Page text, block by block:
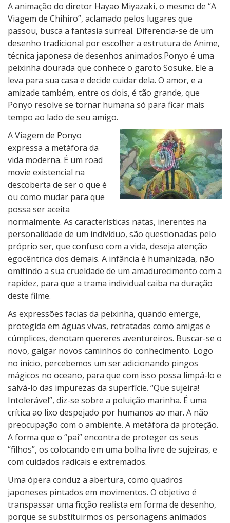
A animação do diretor Hayao Miyazaki, o mesmo de “A
Viagem de Chihiro”, aclamado pelos lugares que
passou, busca a fantasia surreal. Diferencia-se de um
desenho tradicional por escolher a estrutura de Anime,
técnica japonesa de desenhos animados.Ponyo é uma
peixinha dourada que conhece o garoto Sosuke. Ele a
leva para sua casa e decide cuidar dela. O amor, e a
amizade também, entre os dois, é tão grande, que
Ponyo resolve se tornar humana só para ficar mais
tempo ao lado de seu amigo.
A Viagem de Ponyo
expressa a metáfora da
vida moderna. É um road
movie existencial na
descoberta de ser o que é
ou como mudar para que
possa ser aceita
normalmente. As características natas, inerentes na
personalidade de um indivíduo, são questionadas pelo
próprio ser, que confuso com a vida, deseja atenção
egocêntrica dos demais. A infância é humanizada, não
omitindo a sua crueldade de um amadurecimento com a
rapidez, para que a trama individual caiba na duração
deste filme.
As expressões facias da peixinha, quando emerge,
protegida em águas vivas, retratadas como amigas e
cúmplices, denotam quereres aventureiros. Buscar-se o
novo, galgar novos caminhos do conhecimento. Logo
no início, percebemos um ser adicionando pingos
mágicos no oceano, para que com isso possa limpá-lo e
salvá-lo das impurezas da superfície. “Que sujeira!
Intolerável”, diz-se sobre a poluição marinha. É uma
crítica ao lixo despejado por humanos ao mar. A não
preocupação com o ambiente. A metáfora da proteção.
A forma que o “pai” encontra de proteger os seus
“filhos”, os colocando em uma bolha livre de sujeiras, e
com cuidados radicais e extremados.
Uma ópera conduz a abertura, como quadros
japoneses pintados em movimentos. O objetivo é
transpassar uma ficção realista em forma de desenho,
porque se substituirmos os personagens animados